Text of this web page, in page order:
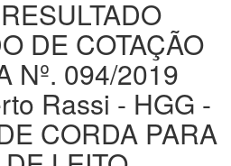
DE COTAÇÃO
Nº. 094/2019
Rassi - HGG -
CORDA PARA